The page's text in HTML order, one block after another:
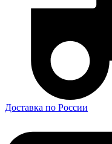
Доставка по России